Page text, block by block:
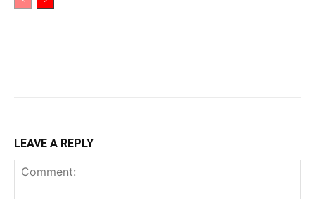
LEAVE A REPLY